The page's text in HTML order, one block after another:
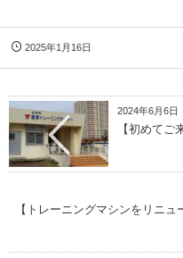
2025年1月16日
2024年6月6日
【初めてご
【トレーニングマシンをリニュ